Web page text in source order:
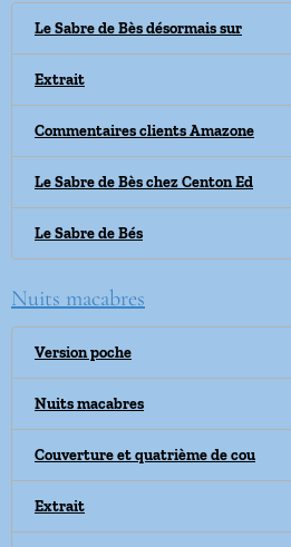
Le Sabre de Bès désormais sur
Extrait
Commentaires clients Amazone
Le Sabre de Bès chez Centon Ed
Le Sabre de Bés
Nuits macabres
Version poche
Nuits macabres
Couverture et quatrième de cou
Extrait